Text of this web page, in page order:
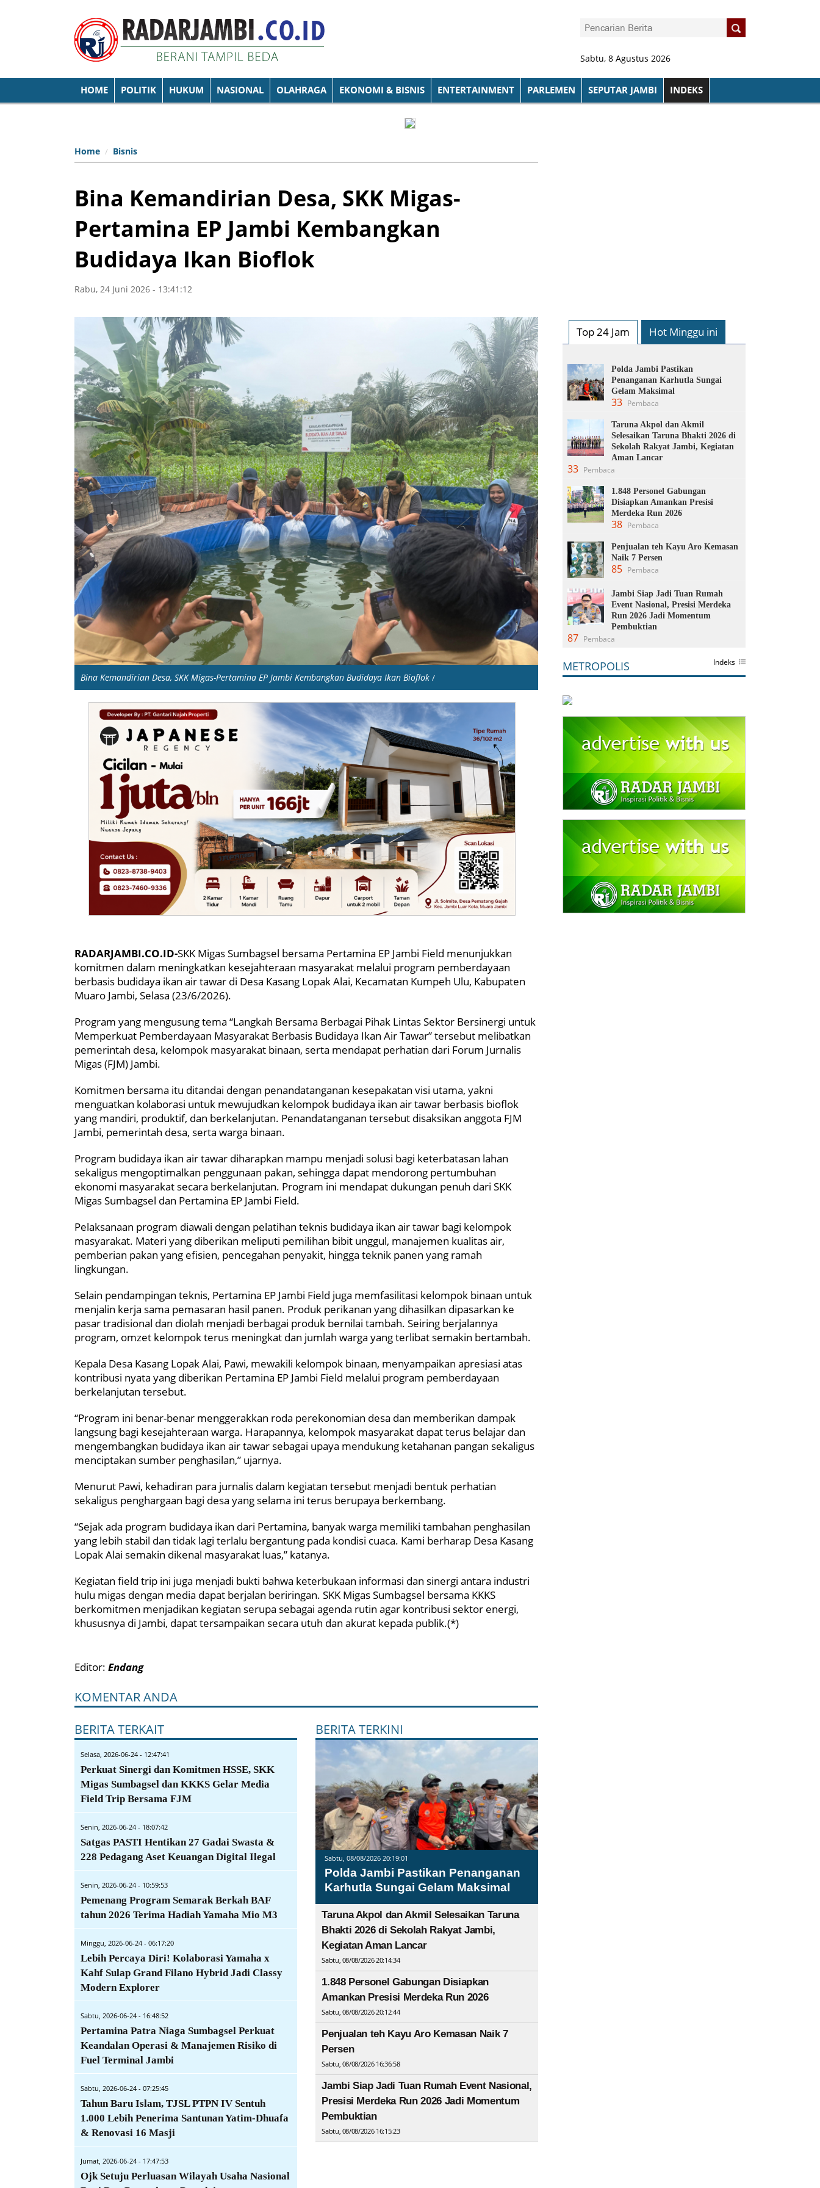
Sabtu, 8 Agustus 2026
HOME POLITIK HUKUM NASIONAL OLAHRAGA EKONOMI & BISNIS ENTERTAINMENT PARLEMEN SEPUTAR JAMBI INDEKS
Home Bisnis
Bina Kemandirian Desa, SKK Migas-
Pertamina EP Jambi Kembangkan
Budidaya Ikan Bioflok
Rabu, 24 Juni 2026 - 13:41:12
Bina Kemandirian Desa, SKK Migas-Pertamina EP Jambi Kembangkan Budidaya Ikan Bioflok /
RADARJAMBI.CO.ID-SKK Migas Sumbagsel bersama Pertamina EP Jambi Field menunjukkan
komitmen dalam meningkatkan kesejahteraan masyarakat melalui program pemberdayaan
berbasis budidaya ikan air tawar di Desa Kasang Lopak Alai, Kecamatan Kumpeh Ulu, Kabupaten
Muaro Jambi, Selasa (23/6/2026).
Program yang mengusung tema “Langkah Bersama Berbagai Pihak Lintas Sektor Bersinergi untuk
Memperkuat Pemberdayaan Masyarakat Berbasis Budidaya Ikan Air Tawar” tersebut melibatkan
pemerintah desa, kelompok masyarakat binaan, serta mendapat perhatian dari Forum Jurnalis
Migas (FJM) Jambi.
Komitmen bersama itu ditandai dengan penandatanganan kesepakatan visi utama, yakni
menguatkan kolaborasi untuk mewujudkan kelompok budidaya ikan air tawar berbasis bioflok
yang mandiri, produktif, dan berkelanjutan. Penandatanganan tersebut disaksikan anggota FJM
Jambi, pemerintah desa, serta warga binaan.
Program budidaya ikan air tawar diharapkan mampu menjadi solusi bagi keterbatasan lahan
sekaligus mengoptimalkan penggunaan pakan, sehingga dapat mendorong pertumbuhan
ekonomi masyarakat secara berkelanjutan. Program ini mendapat dukungan penuh dari SKK
Migas Sumbagsel dan Pertamina EP Jambi Field.
Pelaksanaan program diawali dengan pelatihan teknis budidaya ikan air tawar bagi kelompok
masyarakat. Materi yang diberikan meliputi pemilihan bibit unggul, manajemen kualitas air,
pemberian pakan yang efisien, pencegahan penyakit, hingga teknik panen yang ramah
lingkungan.
Selain pendampingan teknis, Pertamina EP Jambi Field juga memfasilitasi kelompok binaan untuk
menjalin kerja sama pemasaran hasil panen. Produk perikanan yang dihasilkan dipasarkan ke
pasar tradisional dan diolah menjadi berbagai produk bernilai tambah. Seiring berjalannya
program, omzet kelompok terus meningkat dan jumlah warga yang terlibat semakin bertambah.
Kepala Desa Kasang Lopak Alai, Pawi, mewakili kelompok binaan, menyampaikan apresiasi atas
kontribusi nyata yang diberikan Pertamina EP Jambi Field melalui program pemberdayaan
berkelanjutan tersebut.
“Program ini benar-benar menggerakkan roda perekonomian desa dan memberikan dampak
langsung bagi kesejahteraan warga. Harapannya, kelompok masyarakat dapat terus belajar dan
mengembangkan budidaya ikan air tawar sebagai upaya mendukung ketahanan pangan sekaligus
menciptakan sumber penghasilan,” ujarnya.
Menurut Pawi, kehadiran para jurnalis dalam kegiatan tersebut menjadi bentuk perhatian
sekaligus penghargaan bagi desa yang selama ini terus berupaya berkembang.
“Sejak ada program budidaya ikan dari Pertamina, banyak warga memiliki tambahan penghasilan
yang lebih stabil dan tidak lagi terlalu bergantung pada kondisi cuaca. Kami berharap Desa Kasang
Lopak Alai semakin dikenal masyarakat luas,” katanya.
Kegiatan field trip ini juga menjadi bukti bahwa keterbukaan informasi dan sinergi antara industri
hulu migas dengan media dapat berjalan beriringan. SKK Migas Sumbagsel bersama KKKS
berkomitmen menjadikan kegiatan serupa sebagai agenda rutin agar kontribusi sektor energi,
khususnya di Jambi, dapat tersampaikan secara utuh dan akurat kepada publik.(*)
Editor: Endang
KOMENTAR ANDA
BERITA TERKAIT
Selasa, 2026-06-24 - 12:47:41
Perkuat Sinergi dan Komitmen HSSE, SKK
Migas Sumbagsel dan KKKS Gelar Media
Field Trip Bersama FJM
Senin, 2026-06-24 - 18:07:42
Satgas PASTI Hentikan 27 Gadai Swasta &
228 Pedagang Aset Keuangan Digital Ilegal
Senin, 2026-06-24 - 10:59:53
Pemenang Program Semarak Berkah BAF
tahun 2026 Terima Hadiah Yamaha Mio M3
Minggu, 2026-06-24 - 06:17:20
Lebih Percaya Diri! Kolaborasi Yamaha x
Kahf Sulap Grand Filano Hybrid Jadi Classy
Modern Explorer
Sabtu, 2026-06-24 - 16:48:52
Pertamina Patra Niaga Sumbagsel Perkuat
Keandalan Operasi & Manajemen Risiko di
Fuel Terminal Jambi
Sabtu, 2026-06-24 - 07:25:45
Tahun Baru Islam, TJSL PTPN IV Sentuh
1.000 Lebih Penerima Santunan Yatim-Dhuafa
& Renovasi 16 Masji
Jumat, 2026-06-24 - 17:47:53
Ojk Setuju Perluasan Wilayah Usaha Nasional
BERITA TERKINI
Sabtu, 08/08/2026 20:19:01
Polda Jambi Pastikan Penanganan
Karhutla Sungai Gelam Maksimal
Taruna Akpol dan Akmil Selesaikan Taruna
Bhakti 2026 di Sekolah Rakyat Jambi,
Kegiatan Aman Lancar
Sabtu, 08/08/2026 20:14:34
1.848 Personel Gabungan Disiapkan
Amankan Presisi Merdeka Run 2026
Sabtu, 08/08/2026 20:12:44
Penjualan teh Kayu Aro Kemasan Naik 7
Persen
Sabtu, 08/08/2026 16:36:58
Jambi Siap Jadi Tuan Rumah Event Nasional,
Presisi Merdeka Run 2026 Jadi Momentum
Pembuktian
Sabtu, 08/08/2026 16:15:23
Top 24 Jam Hot Minggu ini
Polda Jambi Pastikan
Penanganan Karhutla Sungai
Gelam Maksimal
33 Pembaca
Taruna Akpol dan Akmil
Selesaikan Taruna Bhakti 2026 di
Sekolah Rakyat Jambi, Kegiatan
Aman Lancar
33 Pembaca
1.848 Personel Gabungan
Disiapkan Amankan Presisi
Merdeka Run 2026
38 Pembaca
Penjualan teh Kayu Aro Kemasan
Naik 7 Persen
85 Pembaca
Jambi Siap Jadi Tuan Rumah
Event Nasional, Presisi Merdeka
Run 2026 Jadi Momentum
Pembuktian
87 Pembaca
METROPOLIS Indeks